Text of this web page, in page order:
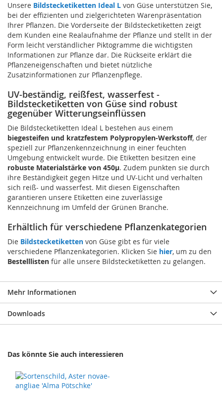
Unsere Bildstecketiketten Ideal L von Güse unterstützen Sie,
bei der effizienten und zielgerichteten Warenpräsentation
Ihrer Pflanzen. Die Vorderseite der Bildstecketiketten zeigt
dem Kunden eine Realaufnahme der Pflanze und stellt in der
Form leicht verständlicher Piktogramme die wichtigsten
Informationen zur Pflanze dar. Die Rückseite erklärt die
Pflanzeneigenschaften und bietet nützliche
Zusatzinformationen zur Pflanzenpflege.
UV-beständig, reißfest, wasserfest -
Bildstecketiketten von Güse sind robust
gegenüber Witterungseinflüssen
Die Bildstecketiketten Ideal L bestehen aus einem
biegesteifen und kratzfestem Polypropylen-Werkstoff, der
speziell zur Pflanzenkennzeichnung in einer feuchten
Umgebung entwickelt wurde. Die Etiketten besitzen eine
robuste Materialstärke von 450µ. Zudem punkten sie durch
ihre Beständigkeit gegen Hitze und UV-Licht und verhalten
sich reiß- und wasserfest. Mit diesen Eigenschaften
garantieren unsere Etiketten eine zuverlässige
Kennzeichnung im Umfeld der Grünen Branche.
Erhältlich für verschiedene Pflanzenkategorien
Die Bildstecketiketten von Güse gibt es für viele
verschiedene Pflanzenkategorien. Klicken Sie hier, um zu den
Bestelllisten für alle unsere Bildstecketiketten zu gelangen.
Mehr Informationen
Downloads
Das könnte Sie auch interessieren